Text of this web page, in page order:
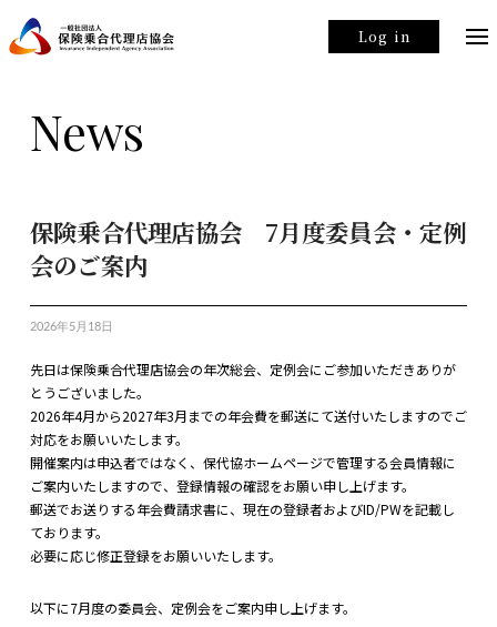
Log in
News
保険乗合代理店協会 7月度委員会・定例
会のご案内
2026年5月18日
先日は保険乗合代理店協会の年次総会、定例会にご参加いただきありが
とうございました。
2026年4月から2027年3月までの年会費を郵送にて送付いたしますのでご
対応をお願いいたします。
開催案内は申込者ではなく、保代協ホームページで管理する会員情報に
ご案内いたしますので、登録情報の確認をお願い申し上げます。
郵送でお送りする年会費請求書に、現在の登録者およびID/PWを記載し
ております。
必要に応じ修正登録をお願いいたします。
以下に7月度の委員会、定例会をご案内申し上げます。